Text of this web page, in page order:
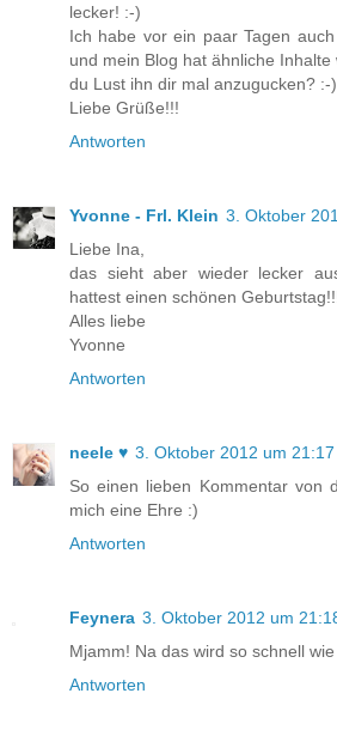
lecker! :-)
Ich habe vor ein paar Tagen
und mein Blog hat ähnliche
du Lust ihn dir mal anzugucken? :-)
Liebe Grüße!!!
Antworten
Yvonne - Frl. Klein 3. Oktober
Liebe Ina,
das sieht aber wieder lecker
hattest einen schönen
Alles liebe
Yvonne
Antworten
neele ♥ 3. Oktober 2012 um 21:17
So einen lieben Kommentar von
mich eine Ehre :)
Antworten
Feynera 3. Oktober 2012 um
Mjamm! Na das wird so schnell
Antworten